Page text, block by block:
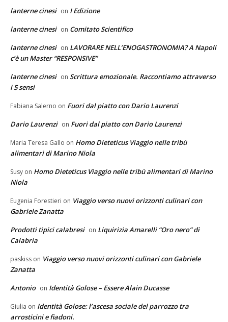
lanterne cinesi on I Edizione
lanterne cinesi on Comitato Scientifico
lanterne cinesi on LAVORARE NELL’ENOGASTRONOMIA? A Napoli
c’è un Master “RESPONSIVE”
lanterne cinesi on Scrittura emozionale. Raccontiamo attraverso
i 5 sensi
Fabiana Salerno on Fuori dal piatto con Dario Laurenzi
Dario Laurenzi on Fuori dal piatto con Dario Laurenzi
Maria Teresa Gallo on Homo Dieteticus Viaggio nelle tribù
alimentari di Marino Niola
Susy on Homo Dieteticus Viaggio nelle tribù alimentari di Marino
Niola
Eugenia Forestieri on Viaggio verso nuovi orizzonti culinari con
Gabriele Zanatta
Prodotti tipici calabresi on Liquirizia Amarelli “Oro nero” di
Calabria
paskiss on Viaggio verso nuovi orizzonti culinari con Gabriele
Zanatta
Antonio on Identità Golose – Essere Alain Ducasse
Giulia on Identità Golose: l’ascesa sociale del parrozzo tra
arrosticini e fiadoni.